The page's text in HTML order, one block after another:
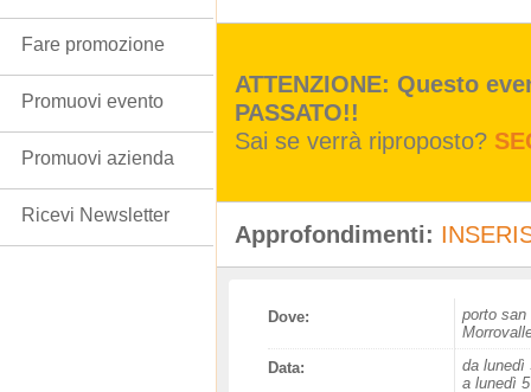
ATTENZIONE: Questo
PASSATO!!
Sai se verrà riproposto?
Approfondimenti:
Dove:
porto san
Data:
da lunedì
a lunedì
Fare promozione
Promuovi evento
Promuovi azienda
Ricevi Newsletter